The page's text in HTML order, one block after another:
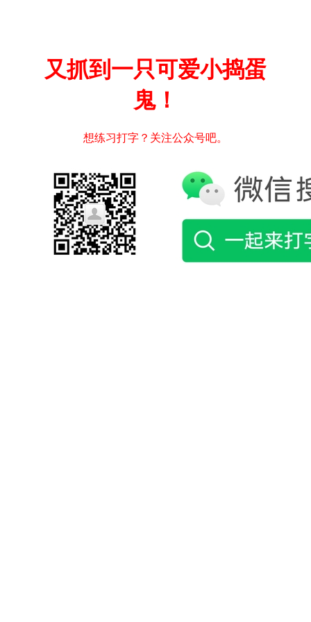
又抓到一只可爱小捣蛋
鬼！
想练习打字？关注公众号吧。